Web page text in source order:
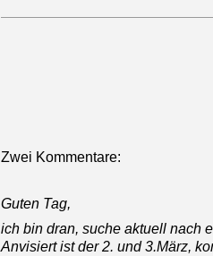
Zwei Kommentare:
Guten Tag,
ich bin dran, suche aktuell nach
Anvisiert ist der 2. und 3.März,